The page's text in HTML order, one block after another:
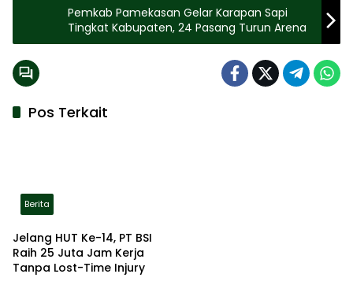
Pemkab Pamekasan Gelar Karapan Sapi
Tingkat Kabupaten, 24 Pasang Turun Arena
Pos Terkait
Berita
Jelang HUT Ke-14, PT BSI
Raih 25 Juta Jam Kerja
Tanpa Lost-Time Injury